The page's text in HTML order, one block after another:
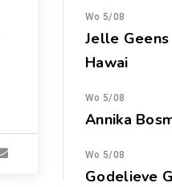
Wo 5/08
Jelle
Hawai
Wo 5/08
Annika
Wo 5/08
Godelieve